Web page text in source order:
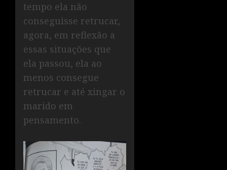
tempo ela não
conseguisse retrucar,
agora, em reflexão a
essas situações que
ela passou, ela ao
menos consegue
retrucar e até xingar o
marido em
pensamento.